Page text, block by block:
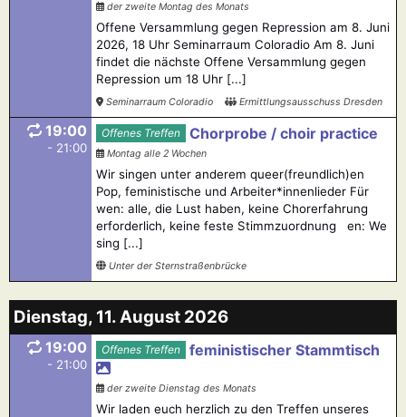
der zweite Montag des Monats
Offene Versammlung gegen Repression am 8. Juni
2026, 18 Uhr Seminarraum Coloradio Am 8. Juni
findet die nächste Offene Versammlung gegen
Repression um 18 Uhr [...]
Seminarraum Coloradio Ermittlungsausschuss Dresden
19:00
- 21:00
Offenes Treffen Chorprobe / choir practice
Montag alle 2 Wochen
Wir singen unter anderem queer(freundlich)en
Pop, feministische und Arbeiter*innenlieder Für
wen: alle, die Lust haben, keine Chorerfahrung
erforderlich, keine feste Stimmzuordnung en: We
sing [...]
Unter der Sternstraßenbrücke
Dienstag, 11. August 2026
19:00
- 21:00
Offenes Treffen feministischer Stammtisch
der zweite Dienstag des Monats
Wir laden euch herzlich zu den Treffen unseres